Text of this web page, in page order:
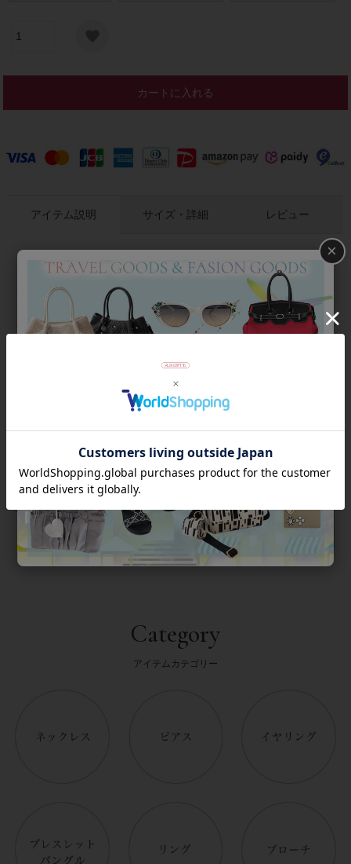
カートに入れる
アイテム説明
リラクシーな着心地の、ゆったりとしたシルエットのシャツワ
ンピース。きちんと感を与えてくれるスタンドカラーは開けて
着るのもおすすめです。
楽に着られるワンピースにはぜひアクセサリーをプラスして。
襟を留めてチェーンやボリューム感のあるロングネックレスを
せたりと様々なおしゃれを楽しめます。
サイズ・詳細 レビュー
Category
アイテムカテゴリー
×